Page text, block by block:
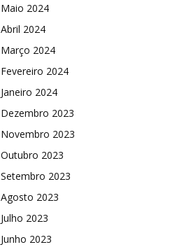
Maio 2024
Abril 2024
Março 2024
Fevereiro 2024
Janeiro 2024
Dezembro 2023
Novembro 2023
Outubro 2023
Setembro 2023
Agosto 2023
Julho 2023
Junho 2023